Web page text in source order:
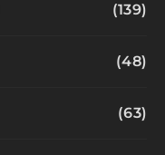
(139)
(48)
(63)